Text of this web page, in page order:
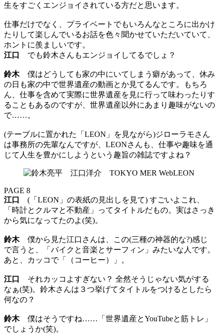
生をすごくエンジョイされている方だと思います。
仕事だけでなく、プライベートでもいろんなところに出かけ
たりして楽しんでいるお話を色々聞かせていただいていて、
ホントに羨ましいです。
江口
でも鈴木さんもエンジョイしてるでしょ？
鈴木僕はどうしても家の中にいてしまう癖があって、休み
の日も家の中で世界遺産の動画とか見てるんです。もちろ
ん、仕事を含めて実際に世界遺産を見に行って味わったりす
ることもあるのですが、世界遺産以外にあまり趣味がないの
で……。
(テーブルに置かれた「LEON」を見ながら)ジローラモさん
は事務所の先輩なんですが、LEONさんも、仕事や趣味を通
じて人生を豊かにしようという趣旨の雑誌ですよね？
PAGE 8
江口 (「LEON」の表紙の見出しを見て) すごいよこれ、
「時計とクルマと不動産」ってタイトルだもの。実はさっき
から気になってたのよ(笑)。
鈴木僕から見た江口さんは、この(三種の神器的な?)感じ
で言うと、「バイクと音楽とサーフィン」みたいな人です。
あと、カッコで「（コーヒー）」。
江口
それカッコよすぎない？ 全然そうじゃない気がする
なぁ(笑)。鈴木さんは３つ挙げてタイトルをつけるとしたら
何なの？
鈴木僕はそうですね……「世界遺産とYouTubeと筋トレ」
でしょうか(笑)。